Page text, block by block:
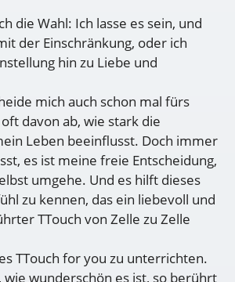
die Wahl: Ich lasse es sein, und
der Einschränkung, oder ich
hin zu Liebe und
mich auch schon mal fürs
davon ab, wie stark die
Leben beeinflusst. Doch immer
es ist meine freie Entscheidung,
umgehe. Und es hilft dieses
zu kennen, das ein liebevoll und
TTouch von Zelle zu Zelle
TTouch for you zu unterrichten.
wunderschön es ist, so berührt